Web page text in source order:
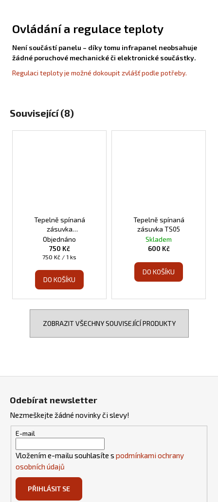
Ovládání a regulace teploty
Není součástí panelu – díky tomu infrapanel neobsahuje
žádné poruchové mechanické či elektronické součástky.
Regulaci teploty je možné dokoupit zvlášť podle potřeby.
Související (8)
Tepelně spínaná
zásuvka
programovatelná TS10
Objednáno
750 Kč
Měrná
750 Kč / 1 ks
DO KOŠÍKU
Tepelně spínaná
zásuvka TS05
Skladem
600 Kč
DO KOŠÍKU
ZOBRAZIT VŠECHNY SOUVISEJÍCÍ PRODUKTY
Odebírat newsletter
Nezmeškejte žádné novinky či slevy!
E-mail
Vložením e-mailu souhlasíte s podmínkami ochrany
osobních údajů
PŘIHLÁSIT SE